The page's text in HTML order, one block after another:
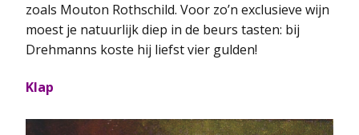
zoals Mouton Rothschild. Voor zo’n exclusieve wijn
moest je natuurlijk diep in de beurs tasten: bij
Drehmanns koste hij liefst vier gulden!
Klap